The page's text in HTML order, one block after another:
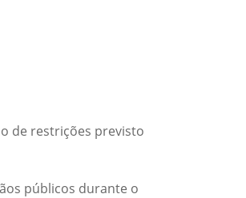
de restrições previsto
públicos durante o